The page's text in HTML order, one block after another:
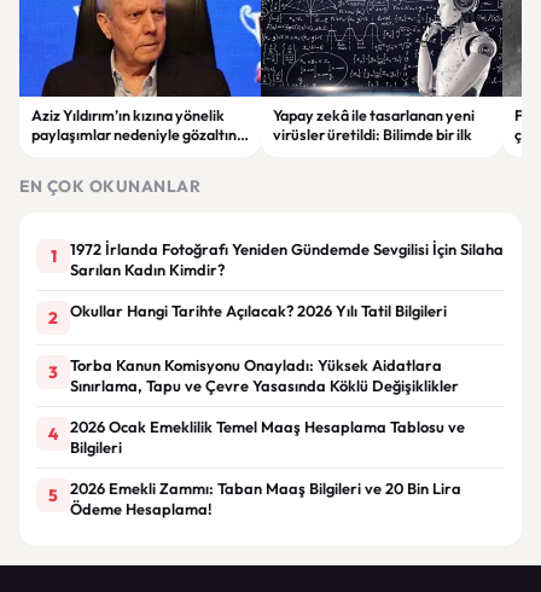
Aziz Yıldırım’ın kızına yönelik
paylaşımlar nedeniyle gözaltına
Yapay zekâ ile tasarlanan yeni
virüsler üretildi: Bilimde bir ilk
EN ÇOK OKUNANLAR
1
1972 İrlanda Fotoğrafı Yeniden Gündemde Sevgilisi İçin Silaha
Sarılan Kadın Kimdir?
2 Okullar Hangi Tarihte Açılacak? 2026 Yılı Tatil Bilgileri
3
Torba Kanun Komisyonu Onayladı: Yüksek Aidatlara
Sınırlama, Tapu ve Çevre Yasasında Köklü Değişiklikler
4
2026 Ocak Emeklilik Temel Maaş Hesaplama Tablosu ve
Bilgileri
5
2026 Emekli Zammı: Taban Maaş Bilgileri ve 20 Bin Lira
Ödeme Hesaplama!